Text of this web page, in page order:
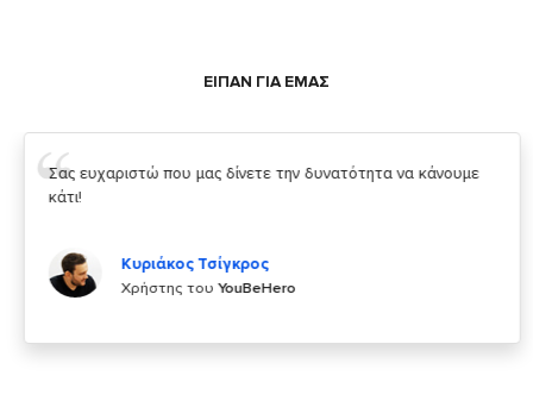
ΕΙΠΑΝ ΓΙΑ ΕΜΑΣ
Σας ευχαριστώ που μας δίνετε την δυνατότητα να κάνουμε
κάτι!
Κυριάκος Τσίγκρος
Χρήστης τουYouBeHero